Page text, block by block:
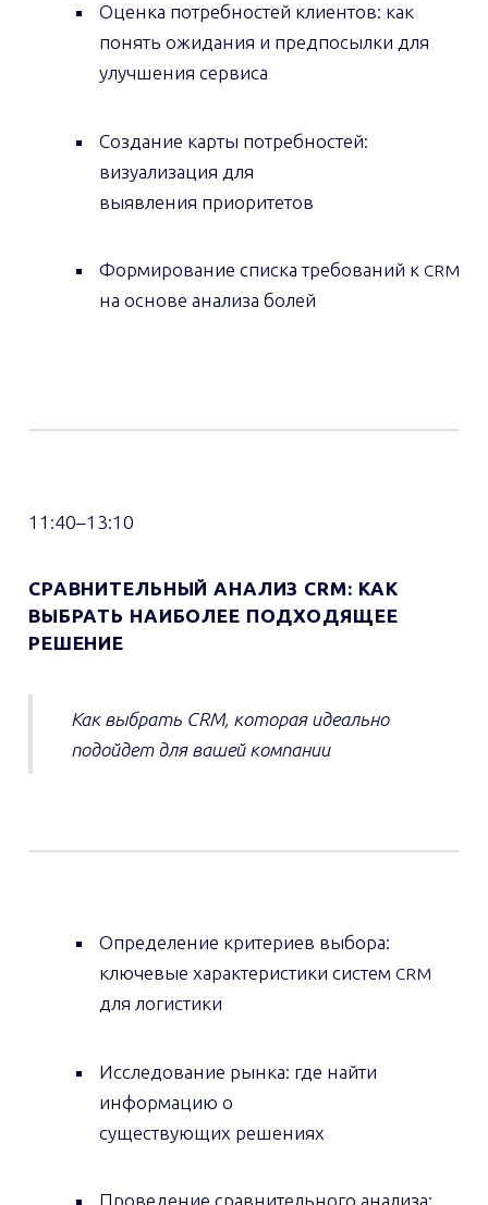
Оценка потребностей клиентов: как
понять ожидания и предпосылки для
улучшения сервиса
Создание карты потребностей:
визуализация для
выявления приоритетов
Формирование списка требований к CRM
на основе анализа болей
11:40–13:10
СРАВНИТЕЛЬНЫЙ АНАЛИЗ CRM: КАК
ВЫБРАТЬ НАИБОЛЕЕ ПОДХОДЯЩЕЕ
РЕШЕНИЕ
Как выбрать CRM, которая идеально
подойдет для вашей компании
Определение критериев выбора:
ключевые характеристики систем CRM
для логистики
Исследование рынка: где найти
информацию о
существующих решениях
Проведение сравнительного анализа: